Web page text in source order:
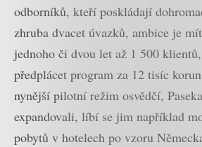
odborníků, kteří poskládají
zhruba dvacet úvazků, ambice je
jednoho či dvou let až 1 500
předplácet program za 12 tisíc
nynější pilotní režim osvědčí,
expandovali, líbí se jim například
pobytů v hotelech po vzoru